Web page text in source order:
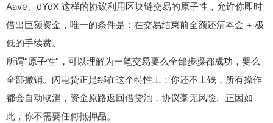
Aave、dYdX 这样的协议利用区块链交易的原子性，允许你即时
借出巨额资金，唯一的条件是：在交易结束前全额还清本金 + 极
低的手续费。
所谓“原子性”，可以理解为一笔交易要么全部步骤都成功，要么
全部撤销。闪电贷正是绑在这个特性上：你还不上钱，所有操作
都会自动取消，资金原路返回借贷池，协议毫无风险。正因如
此，你不需要任何抵押品。